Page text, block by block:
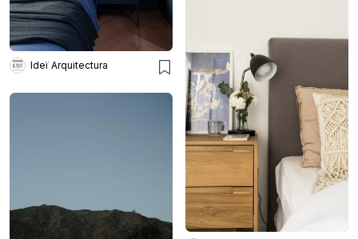
Ideï Arquitectura